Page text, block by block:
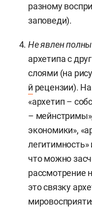
разному
заповеди).
Не явлен
архетипа с
слоями (на
й рецензии).
«архетип –
–
экономики»,
легитимность»
что можно
рассмотрение
это связку